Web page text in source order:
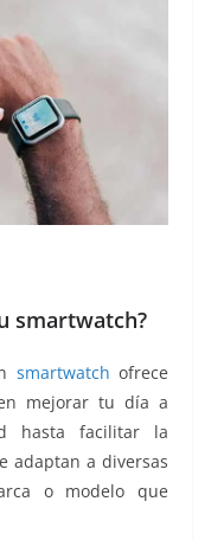
smartwatch?
smartwatch ofrece
mejorar tu día a
hasta facilitar la
adaptan a diversas
o modelo que